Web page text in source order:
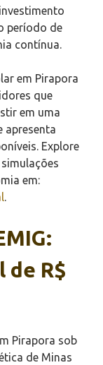
período de
contínua.
em Pirapora
que
em uma
apresenta
Explore
em:
de R$
Pirapora sob
de Minas